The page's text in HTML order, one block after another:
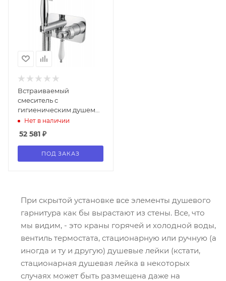
Встраиваемый
смеситель с
гигиеническим душем
CEZARES APHRODITE-
Нет в наличии
52 581 ₽
ПОД ЗАКАЗ
При скрытой установке все элементы душевого
гарнитура как бы вырастают из стены. Все, что
мы видим, - это краны горячей и холодной воды,
вентиль термостата, стационарную или ручную (а
иногда и ту и другую) душевые лейки (кстати,
стационарная душевая лейка в некоторых
случаях может быть размещена даже на